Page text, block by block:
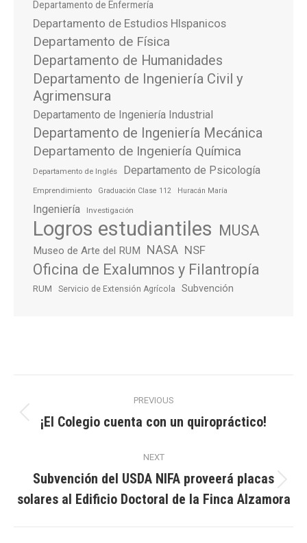
Departamento de Enfermería
Departamento de Estudios HIspanicos
Departamento de Física
Departamento de Humanidades
Departamento de Ingeniería Civil y
Agrimensura
Departamento de Ingeniería Industrial
Departamento de Ingeniería Mecánica
Departamento de Ingeniería Química
Departamento de Inglés Departamento de Psicología
Emprendimiento Graduación Clase 112 Huracán María
Ingeniería Investigación
Logros estudiantiles MUSA
Museo de Arte del RUM NASA NSF
Oficina de Exalumnos y Filantropía
RUM Servicio de Extensión Agrícola Subvención
navigation
PREVIOUS
Previous
¡El Colegio cuenta con un quiropráctico!
NEXT
Next
post:
Subvención del USDA NIFA proveerá placas
solares al Edificio Doctoral de la Finca Alzamora